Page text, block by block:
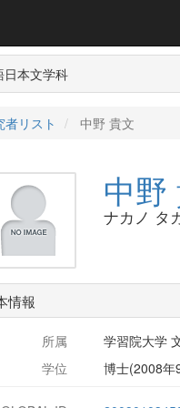
日本文学科
者リスト 中野 貴文
中野
ナカノ タ
情報
所属
学習院大学
学位
博士(2008年